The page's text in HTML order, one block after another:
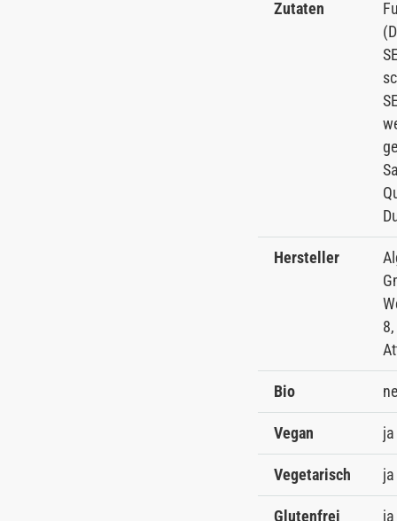
Zutaten
Hersteller
Bio
Vegan ja
Vegetarisch ja
Glutenfrei ja